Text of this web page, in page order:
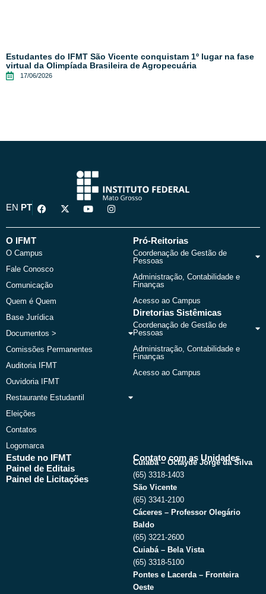
Estudantes do IFMT São Vicente conquistam 1º lugar na fase
virtual da Olimpíada Brasileira de Agropecuária
17/06/2026
EN PT
F
a
e
o
k
X
-
w
Y
o
t
I
n
t
O IFMT
O Campus
Fale Conosco
Comunicação
Quem é Quem
Base Jurídica
Documentos >
Comissões Permanentes
Auditoria IFMT
Ouvidoria IFMT
Restaurante Estudantil
Eleições
Contatos
Logomarca
Pró-Reitorias
Coordenação de Gestão de
Pessoas
Administração, Contabilidade e
Finanças
Acesso ao Campus
Diretorias Sistêmicas
Coordenação de Gestão de
Pessoas
Administração, Contabilidade e
Finanças
Acesso ao Campus
Estude no IFMT
Painel de Editais
Painel de Licitações
Contato com as Unidades
Cuiabá – Octayde Jorge da Silva
(65) 3318-1403
São Vicente
(65) 3341-2100
Cáceres – Professor Olegário
Baldo
(65) 3221-2600
Cuiabá – Bela Vista
(65) 3318-5100
Pontes e Lacerda – Fronteira
Oeste